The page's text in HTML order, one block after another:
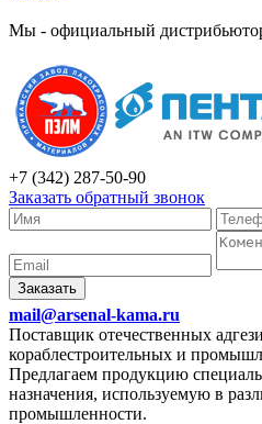
Мы - официальный
+7 (342) 287-50-90
Заказать обратный звонок
Заказать
mail@arsenal-kama.ru
Поставщик отечественных
кораблестроительных и
Предлагаем продукцию
назначения, используемую в
промышленности.